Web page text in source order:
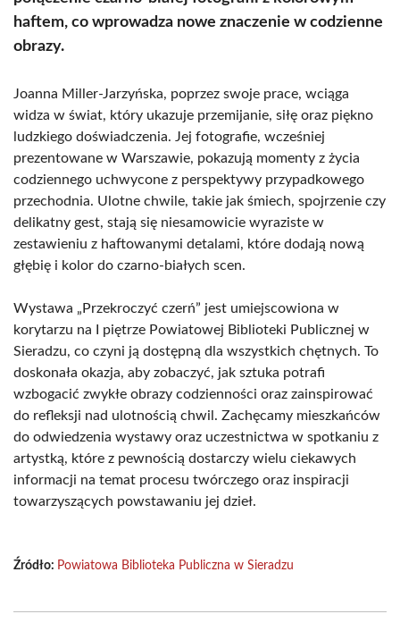
haftem, co wprowadza nowe znaczenie w codzienne
obrazy.
Joanna Miller-Jarzyńska, poprzez swoje prace, wciąga
widza w świat, który ukazuje przemijanie, siłę oraz piękno
ludzkiego doświadczenia. Jej fotografie, wcześniej
prezentowane w Warszawie, pokazują momenty z życia
codziennego uchwycone z perspektywy przypadkowego
przechodnia. Ulotne chwile, takie jak śmiech, spojrzenie czy
delikatny gest, stają się niesamowicie wyraziste w
zestawieniu z haftowanymi detalami, które dodają nową
głębię i kolor do czarno-białych scen.
Wystawa „Przekroczyć czerń” jest umiejscowiona w
korytarzu na I piętrze Powiatowej Biblioteki Publicznej w
Sieradzu, co czyni ją dostępną dla wszystkich chętnych. To
doskonała okazja, aby zobaczyć, jak sztuka potrafi
wzbogacić zwykłe obrazy codzienności oraz zainspirować
do refleksji nad ulotnością chwil. Zachęcamy mieszkańców
do odwiedzenia wystawy oraz uczestnictwa w spotkaniu z
artystką, które z pewnością dostarczy wielu ciekawych
informacji na temat procesu twórczego oraz inspiracji
towarzyszących powstawaniu jej dzieł.
Źródło: Powiatowa Biblioteka Publiczna w Sieradzu